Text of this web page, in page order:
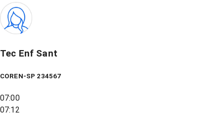
Tec Enf Sant
COREN-SP 234567
07:00
07:12